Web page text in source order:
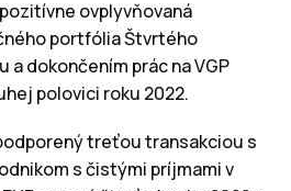
ovplyvňovaná
portfólia Štvrtého
a dokončením prác na VGP
polovici roku 2022.
treťou transakciou s
s čistými príjmami v